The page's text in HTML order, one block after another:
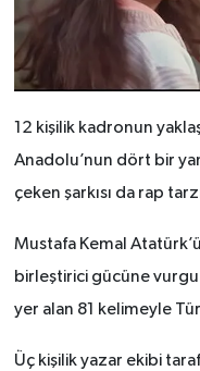
12 kişilik kadronun
Anadolu’nun dört bir
çeken şarkısı da rap
Mustafa Kemal
birleştirici gücüne
yer alan 81 kelimeyle
Üç kişilik yazar ekibi